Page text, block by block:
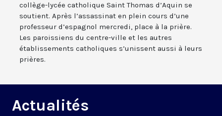
collège-lycée catholique Saint Thomas d’Aquin se
soutient. Après l’assassinat en plein cours d’une
professeur d’espagnol mercredi, place à la prière.
Les paroissiens du centre-ville et les autres
établissements catholiques s’unissent aussi à leurs
prières.
Actualités